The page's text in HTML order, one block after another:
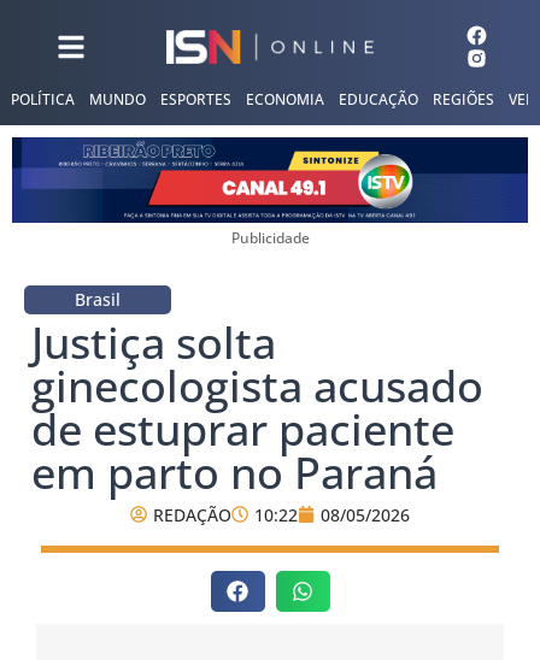
POLÍTICA MUNDO ESPORTES ECONOMIA EDUCAÇÃO REGIÕES
Publicidade
Brasil
Justiça solta
ginecologista acusado
de estuprar paciente
em parto no Paraná
REDAÇÃO 10:22 08/05/2026